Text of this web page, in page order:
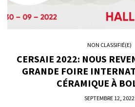
NON CLASSIFIÉ(E)
CERSAIE 2022: NOUS
GRANDE FOIRE
CÉRAMIQUE À
SEPTEMBRE 12, 2022